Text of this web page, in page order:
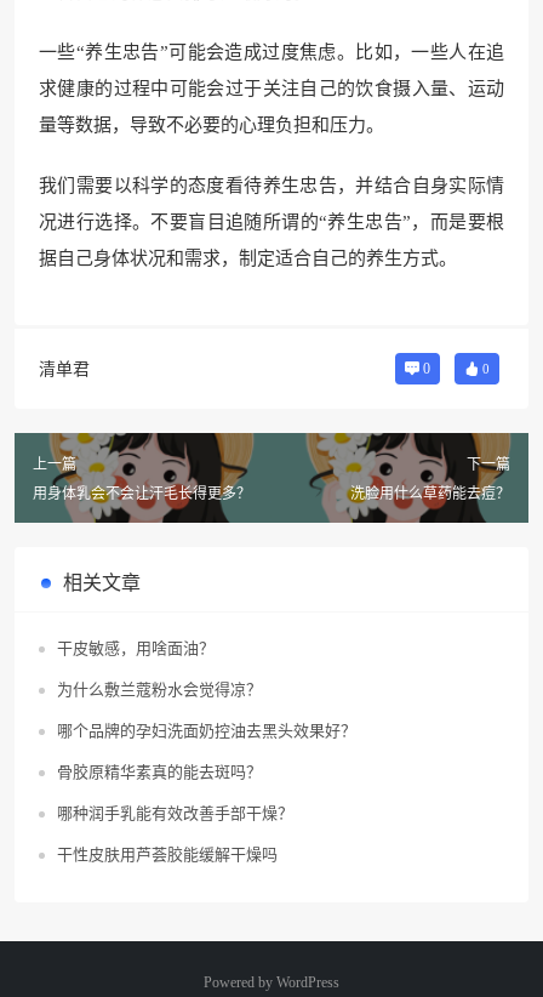
一些“养生忠告”可能会造成过度焦虑。比如，一些人在追
求健康的过程中可能会过于关注自己的饮食摄入量、运动
量等数据，导致不必要的心理负担和压力。
我们需要以科学的态度看待养生忠告，并结合自身实际情
况进行选择。不要盲目追随所谓的“养生忠告”，而是要根
据自己身体状况和需求，制定适合自己的养生方式。
清单君 0 0
上一篇
用身体乳会不会让汗毛长得更多？
下一篇
洗脸用什么草药能去痘？
相关文章
干皮敏感，用啥面油？
为什么敷兰蔻粉水会觉得凉？
哪个品牌的孕妇洗面奶控油去黑头效果好？
骨胶原精华素真的能去斑吗？
哪种润手乳能有效改善手部干燥？
干性皮肤用芦荟胶能缓解干燥吗
Powered by WordPress